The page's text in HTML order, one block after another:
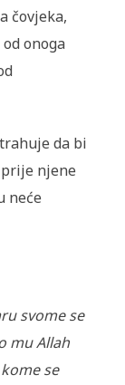
čovjeka,
onoga
da bi
njene
neće
svome se
mu Allah
se